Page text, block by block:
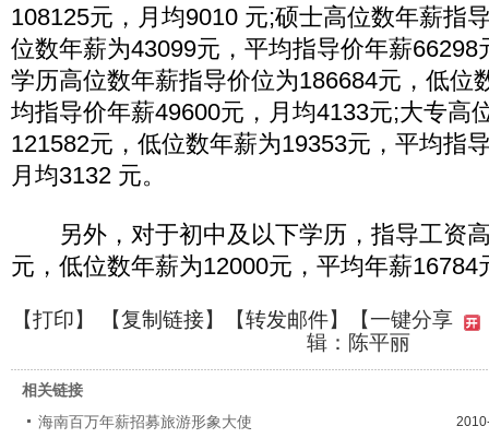
108125元，月均9010 元;硕士高位数年薪指
位数年薪为43099元，平均指导价年薪66298
学历高位数年薪指导价位为186684元，低位
均指导价年薪49600元，月均4133元;大专高
121582元，低位数年薪为19353元，平均指
月均3132 元。
另外，对于初中及以下学历，指导工资
元，低位数年薪为12000元，平均年薪16784
【打印】 【复制链接】【转发邮件】
【一键分享
辑：陈平丽
相关链接
海南百万年薪招募旅游形象大使